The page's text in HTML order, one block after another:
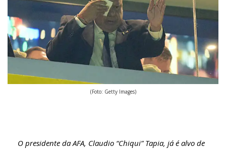
(Foto: Getty Images)
O presidente da AFA, Claudio “Chiqui” Tapia, já é alvo de